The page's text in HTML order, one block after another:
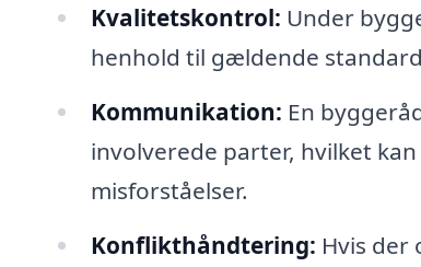
Kvalitetskontrol: Under
henhold til gældende
Kommunikation: En
involverede parter, hvilket
misforståelser.
Konflikthåndtering: Hvis